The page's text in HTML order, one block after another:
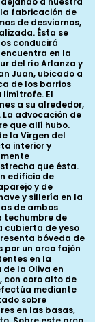
fabricación de
de desviarnos,
Ésta se
conducirá
en la
del río Arlanza y
Juan, ubicado a
de los barrios
limítrofe. El
a su alrededor,
advocación de
que allí hubo.
la Virgen del
interior y
que ésta.
edificio de
y de
y sillería en la
de ambos
techumbre de
cubierta de yeso
bóveda de
por un arco fajón
en la
la Oliva en
con coro alto de
mediante
sobre
en las basas,